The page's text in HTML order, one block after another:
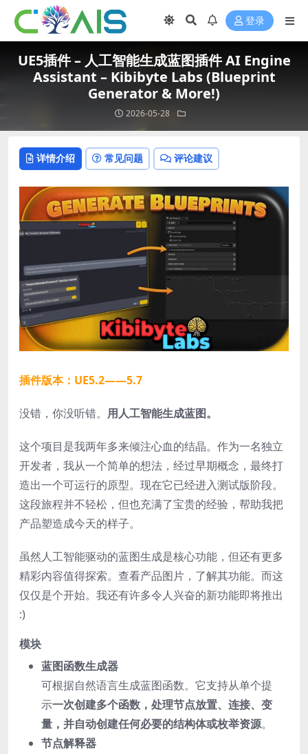
登录
UE5插件 – 人工智能生成蓝图插件 AI Engine
Assistant – Kibibyte Labs (Blueprint
Generator & More!)
2026-05-28
详情介绍 常见问题 评论建议
插件版本：UE5.2——5.7
没错，你没听错。 用人工智能生成蓝图。
这个项目是我两年多来倾注心血的结晶。作为一名独立
开发者，我从一个简单的想法，经过早期概念，最终打
造出一个可运行的原型。现在它已经进入测试版阶段。
这段旅程并不轻松，但也充满了宝贵的经验，帮助我把
产品塑造成今天的样子。
虽然人工智能驱动的蓝图生成是核心功能，但还有更多
精彩内容值得探索。查看产品图片，了解其功能。而这
仅仅是个开始。我还有许多令人兴奋的新功能即将推出
:)
模块
蓝图函数生成器
可根据自然语言生成蓝图函数。它支持从单个提
示一次创建多个函数，处理节点放置、连接、变
量，并自动创建任何必要的结构体或枚举资源。
节点解释器